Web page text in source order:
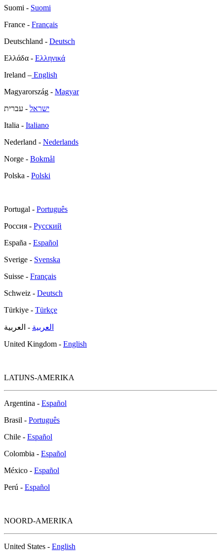
Suomi - Suomi
France - Français
Deutschland - Deutsch
Ελλάδα - Ελληνικά
Ireland – English
Magyarország - Magyar
ישראל - עברית
Italia - Italiano
Nederland - Nederlands
Norge - Bokmål
Polska - Polski
Portugal - Português
Россия - Русский
España - Español
Sverige - Svenska
Suisse - Français
Schweiz - Deutsch
Türkiye - Türkçe
العربية - العربية
United Kingdom - English
LATIJNS-AMERIKA
Argentina - Español
Brasil - Português
Chile - Español
Colombia - Español
México - Español
Perú - Español
NOORD-AMERIKA
United States - English